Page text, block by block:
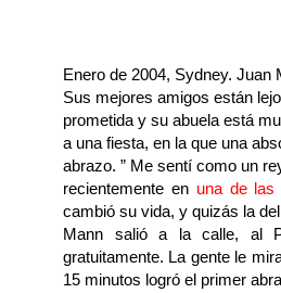
Enero de 2004, Sydney. Juan
Sus mejores amigos están
prometida y su abuela está
a una fiesta, en la que una
abrazo. ” Me sentí como un
recientemente en una de las
cambió su vida, y quizás la
Mann salió a la calle, al
gratuitamente. La gente le
15 minutos logró el primer